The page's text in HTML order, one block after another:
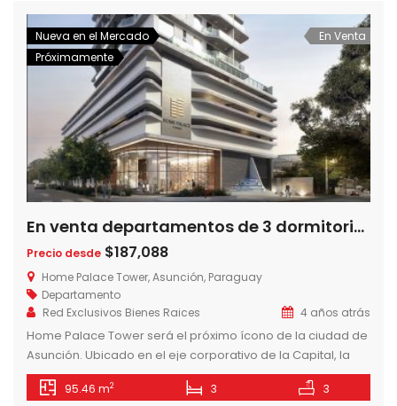
ubicadas en formato […]
Nueva en el Mercado
Próximamente
En Venta
En venta departamentos de 3 dormitorios en Home Palace a pasos del Shopping del Sol
Precio desde $187,088
Home Palace Tower, Asunción, Paraguay
Departamento
Red Exclusivos Bienes Raices
4 años atrás
Home Palace Tower será el próximo ícono de la ciudad de
Asunción. Ubicado en el eje corporativo de la Capital, la
torre desafía el marco constructivo actual con materiales
de construcción de características high-end y con la
95.46 m2 3 3